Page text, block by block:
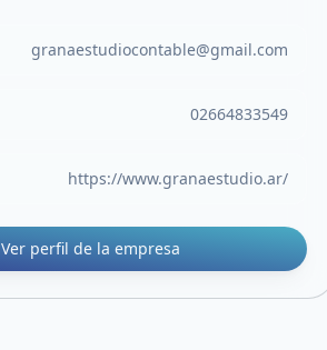
granaestudiocontable@gmail.com
02664833549
https://www.granaestudio.ar/
Ver perfil de la empresa